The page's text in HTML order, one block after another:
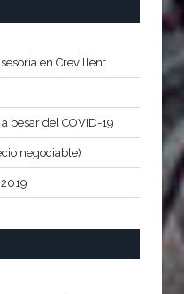
en Crevillent
pesar del COVID-19
negociable)